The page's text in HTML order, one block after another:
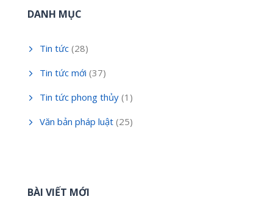
DANH MỤC
Tin tức (28)
Tin tức mới (37)
Tin tức phong thủy (1)
Văn bản pháp luật (25)
BÀI VIẾT MỚI